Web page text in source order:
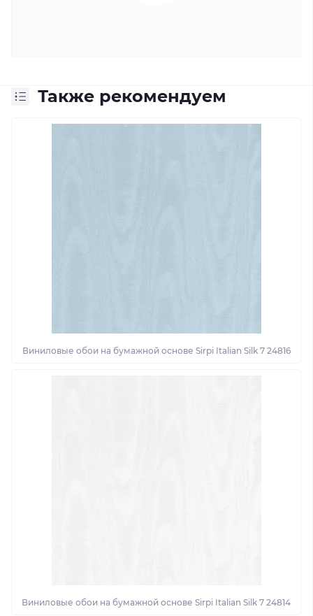
Также рекомендуем
Виниловые обои на бумажной основе Sirpi Italian Silk 7 24816
Виниловые обои на бумажной основе Sirpi Italian Silk 7 24814